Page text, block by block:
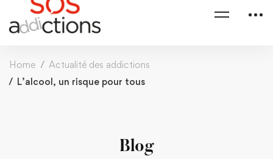
Home
Actualité des addictions
L’alcool, un risque pour tous
Blog